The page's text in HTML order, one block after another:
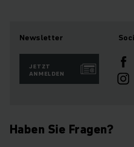
Newsletter
JETZT
ANMELDEN
Haben Sie Fragen?